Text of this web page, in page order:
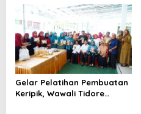
dari Pemda
Gelar Pelatihan Pembuatan
Keripik, Wawali Tidore